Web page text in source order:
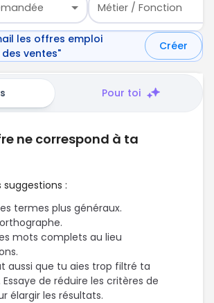
Métier / Fonction
les offres emploi
ventes"
Créer
Pour toi
ne correspond à ta
suggestions :
termes plus généraux.
mots complets au lieu
aussi que tu aies trop filtré ta
de réduire les critères de
élargir les résultats.